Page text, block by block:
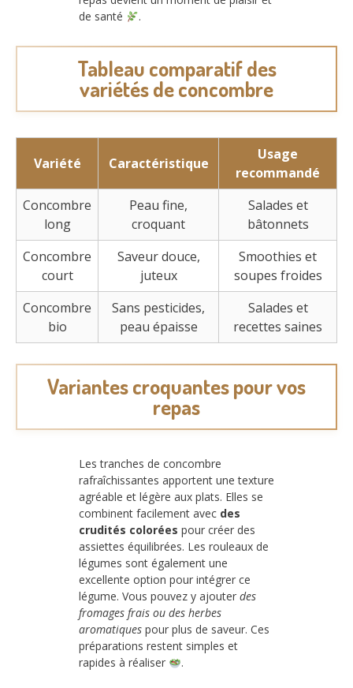
de santé
.
Tableau comparatif des
variétés de concombre
Variété Caractéristique
Usage
recommandé
Concombre
long
Peau fine,
croquant
Salades et
bâtonnets
Concombre
court
Saveur douce,
juteux
Smoothies et
soupes froides
Concombre
bio
Sans pesticides,
peau épaisse
Salades et
recettes saines
Variantes croquantes pour vos
repas
Les tranches de concombre
rafraîchissantes apportent une texture
agréable et légère aux plats. Elles se
combinent facilement avec des
crudités colorées pour créer des
assiettes équilibrées. Les rouleaux de
légumes sont également une
excellente option pour intégrer ce
légume. Vous pouvez y ajouter des
fromages frais ou des herbes
aromatiques pour plus de saveur. Ces
préparations restent simples et
rapides à réaliser
.